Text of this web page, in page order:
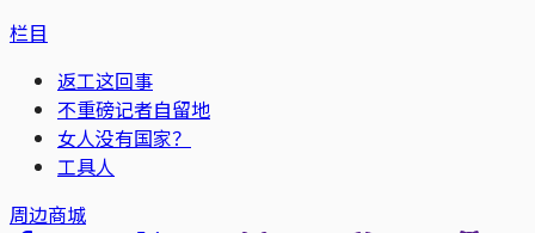
栏目
返工这回事
不重磅记者自留地
女人没有国家？
工具人
周边商城